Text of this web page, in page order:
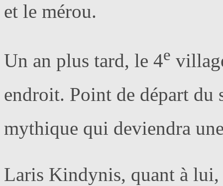
et le mérou.
Un an plus tard, le 4e
endroit. Point de départ du
mythique qui deviendra
Laris Kindynis, quant à